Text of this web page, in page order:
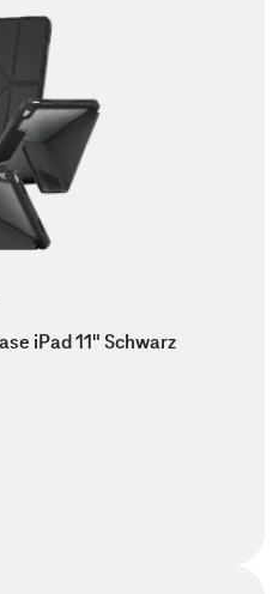
iPad 11" Schwarz